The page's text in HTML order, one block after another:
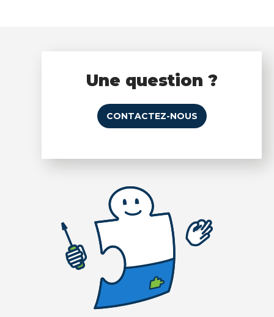
Une question ?
CONTACTEZ-NOUS